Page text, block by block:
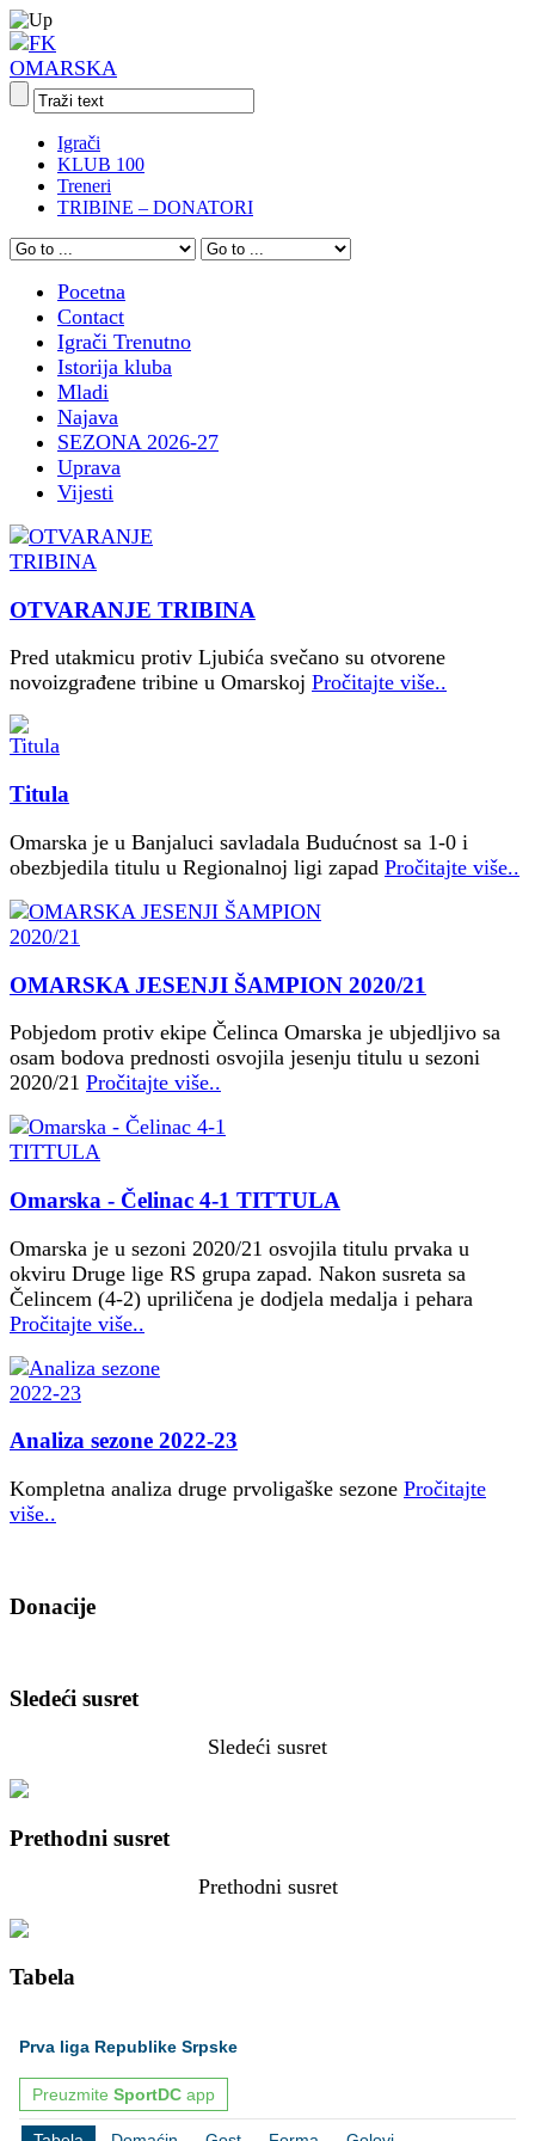
Igrači
KLUB 100
Treneri
TRIBINE – DONATORI
Pocetna
Contact
Igrači Trenutno
Istorija kluba
Mladi
Najava
SEZONA 2026-27
Uprava
Vijesti
OTVARANJE TRIBINA
Pred utakmicu protiv Ljubića svečano su otvorene
novoizgrađene tribine u Omarskoj Pročitajte više..
Titula
Omarska je u Banjaluci savladala Budućnost sa 1-0 i
obezbjedila titulu u Regionalnoj ligi zapad Pročitajte više..
OMARSKA JESENJI ŠAMPION 2020/21
Pobjedom protiv ekipe Čelinca Omarska je ubjedljivo sa
osam bodova prednosti osvojila jesenju titulu u sezoni
2020/21 Pročitajte više..
Omarska - Čelinac 4-1 TITTULA
Omarska je u sezoni 2020/21 osvojila titulu prvaka u
okviru Druge lige RS grupa zapad. Nakon susreta sa
Čelincem (4-2) upriličena je dodjela medalja i pehara
Pročitajte više..
Analiza sezone 2022-23
Kompletna analiza druge prvoligaške sezone Pročitajte
više..
Donacije
Sledeći susret
Sledeći susret
Prethodni susret
Prethodni susret
Tabela